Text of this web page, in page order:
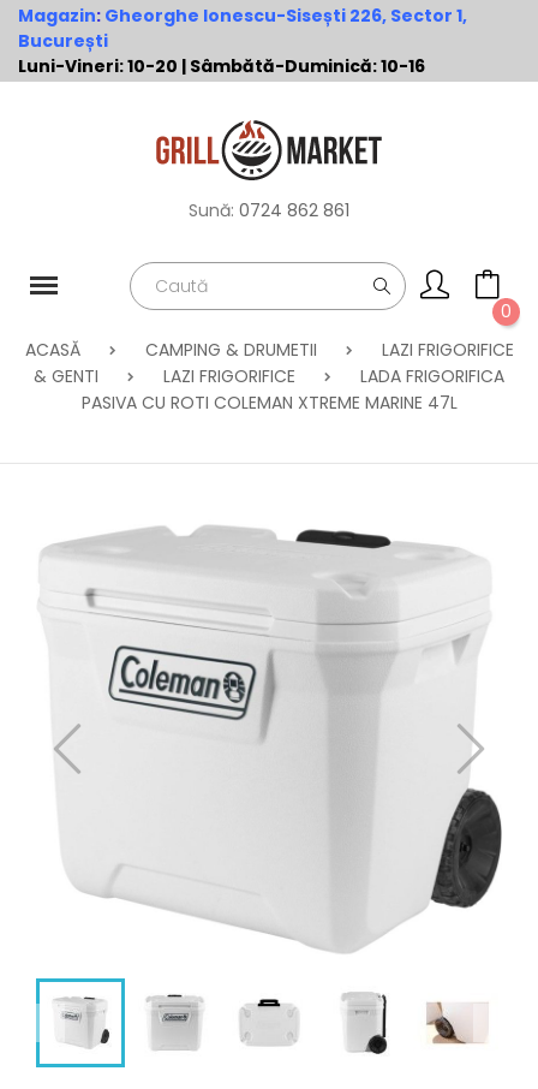
Magazin: Gheorghe Ionescu-Sisești 226, Sector 1,
București
Luni-Vineri: 10-20 | Sâmbătă-Duminică: 10-16
Sună: 0724 862 861
0
ACASĂ
CAMPING & DRUMETII
LAZI FRIGORIFICE
& GENTI
LAZI FRIGORIFICE
LADA FRIGORIFICA
PASIVA CU ROTI COLEMAN XTREME MARINE 47L